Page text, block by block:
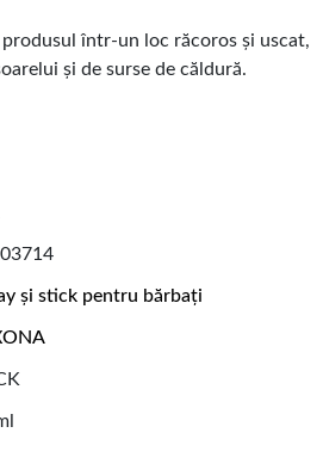
produsul într-un loc răcoros și uscat,
și de surse de căldură.
și stick pentru bărbați